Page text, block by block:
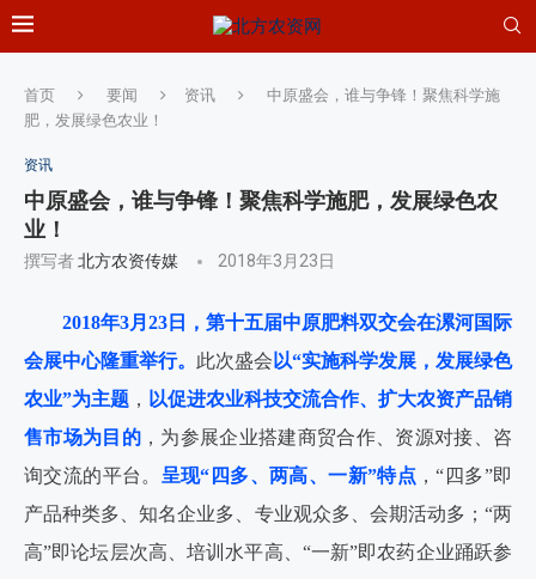
首页 要闻 资讯
中原盛会，谁与争锋！聚焦科学施
肥，发展绿色农业！
资讯
中原盛会，谁与争锋！聚焦科学施肥，发展绿色农
业！
撰写者北方农资传媒 2018年3月23日
2018年3月23日，第十五届中原肥料双交会在漯河国际
会展中心隆重举行。 此次盛会 以“实施科学发展，发展绿色
农业”为主题 ， 以促进农业科技交流合作、扩大农资产品销
售市场为目的 ，为参展企业搭建商贸合作、资源对接、咨
询交流的平台。 呈现“四多、两高、一新”特点 ，“四多”即
产品种类多、知名企业多、专业观众多、会期活动多；“两
高”即论坛层次高、培训水平高、“一新”即农药企业踊跃参